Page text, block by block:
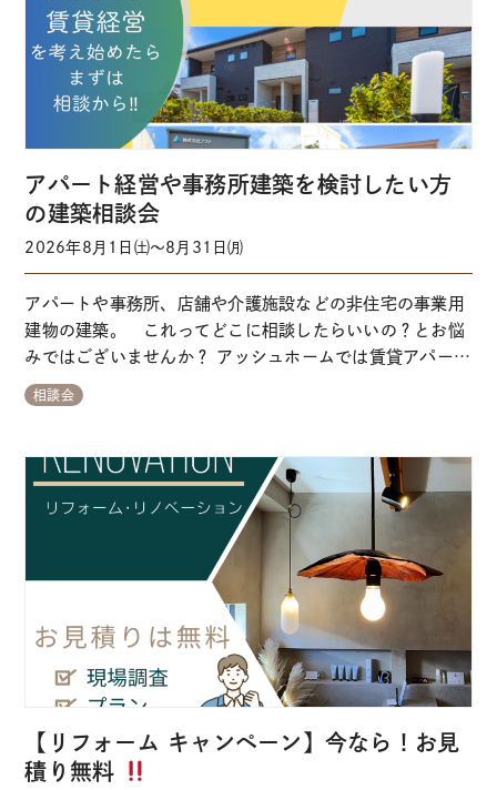
アパート経営や事務所建築を検討したい方
の建築相談会
2026年8月1日㈯～8月31日㈪
アパートや事務所、店舗や介護施設などの非住宅の事業用
建物の建築。 これってどこに相談したらいいの？とお悩
みではございませんか？ アッシュホームでは賃貸アパート
や戸建賃貸、会社事務所、店舗、グループホーム、児童支
援施設、民泊施設、など、幅広く豊富な建築事例をもとに
たしますので、どんな些細なことも安心してご相…
相談会
【リフォーム キャンペーン】今なら！お見
積り無料